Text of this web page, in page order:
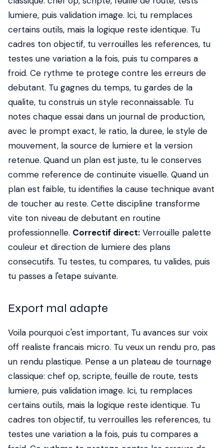
lumiere, puis validation image. Ici, tu remplaces
certains outils, mais la logique reste identique. Tu
cadres ton objectif, tu verrouilles les references, tu
testes une variation a la fois, puis tu compares a
froid. Ce rythme te protege contre les erreurs de
debutant. Tu gagnes du temps, tu gardes de la
qualite, tu construis un style reconnaissable. Tu
notes chaque essai dans un journal de production,
avec le prompt exact, le ratio, la duree, le style de
mouvement, la source de lumiere et la version
retenue. Quand un plan est juste, tu le conserves
comme reference de continuite visuelle. Quand un
plan est faible, tu identifies la cause technique avant
de toucher au reste. Cette discipline transforme
vite ton niveau de debutant en routine
professionnelle. Correctif direct: Verrouille palette
couleur et direction de lumiere des plans
consecutifs. Tu testes, tu compares, tu valides, puis
tu passes a l'etape suivante.
Export mal adapte
Voila pourquoi c'est important, Tu avances sur voix
off realiste francais micro. Tu veux un rendu pro, pas
un rendu plastique. Pense a un plateau de tournage
classique: chef op, scripte, feuille de route, tests
lumiere, puis validation image. Ici, tu remplaces
certains outils, mais la logique reste identique. Tu
cadres ton objectif, tu verrouilles les references, tu
testes une variation a la fois, puis tu compares a